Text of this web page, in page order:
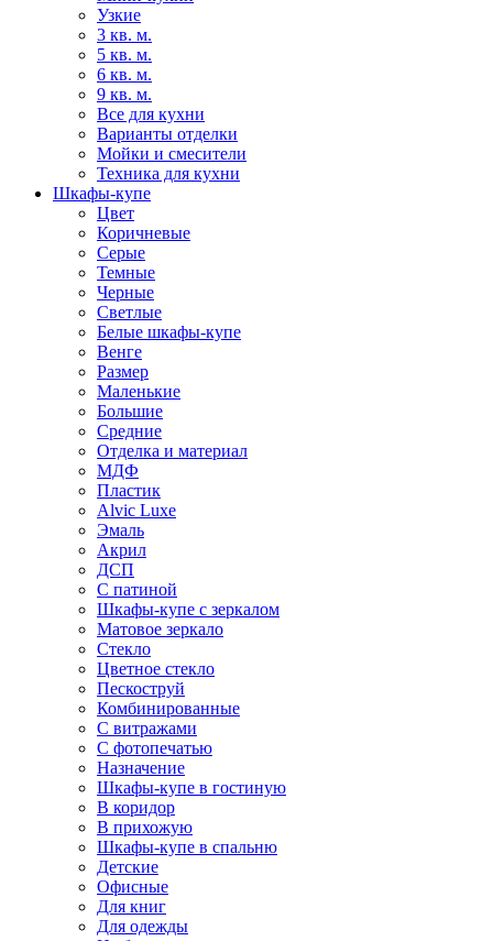
Узкие
3 кв. м.
5 кв. м.
6 кв. м.
9 кв. м.
Все для кухни
Варианты отделки
Мойки и смесители
Техника для кухни
Шкафы-купе
Цвет
Коричневые
Серые
Темные
Черные
Светлые
Белые шкафы-купе
Венге
Размер
Маленькие
Большие
Средние
Отделка и материал
МДФ
Пластик
Alvic Luxe
Эмаль
Акрил
ДСП
С патиной
Шкафы-купе с зеркалом
Матовое зеркало
Стекло
Цветное стекло
Пескоструй
Комбинированные
С витражами
С фотопечатью
Назначение
Шкафы-купе в гостиную
В коридор
В прихожую
Шкафы-купе в спальню
Детские
Офисные
Для книг
Для одежды